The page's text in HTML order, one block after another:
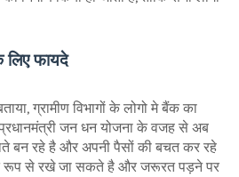
लिए फायदे
ग्रामीण विभागों के लोगो मे बैंक का
प्रधानमंत्री जन धन योजना के वजह से अब
बन रहे है और अपनी पैसों की बचत कर रहे
रूप से रखे जा सकते है और जरूरत पड़ने पर